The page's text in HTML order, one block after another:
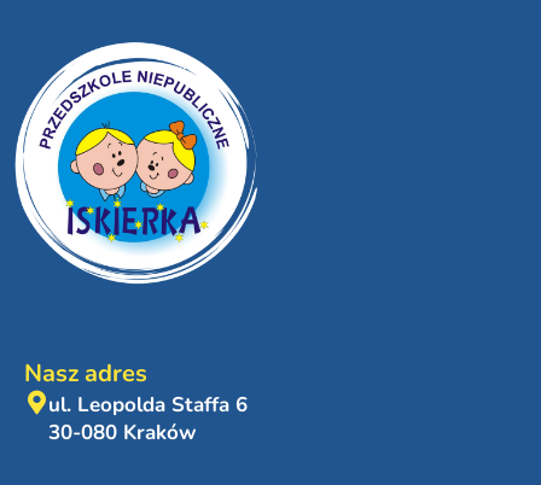
Nasz adres
ul. Leopolda Staffa 6
30-080 Kraków